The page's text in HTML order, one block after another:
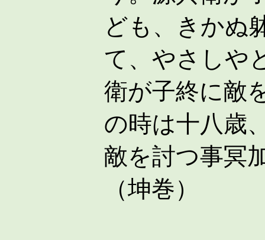
ども、きかぬ
て、やさしや
衛が子終に敵
の時は十八歳
敵を討つ事冥
（坤巻）